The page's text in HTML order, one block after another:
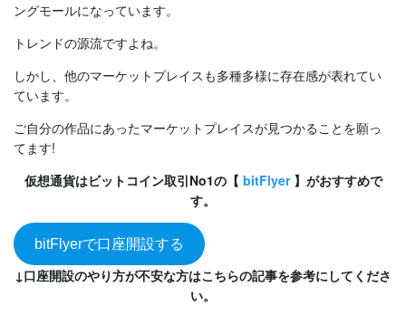
ングモールになっています。
トレンドの源流ですよね。
しかし、他のマーケットプレイスも多種多様に存在感が表れてい
ています。
ご自分の作品にあったマーケットプレイスが見つかることを願っ
てます!
仮想通貨はビットコイン取引No1の【 bitFlyer】がおすすめで
す。
bitFlyerで口座開設する
↓口座開設のやり方が不安な方はこちらの記事を参考にしてくださ
い。